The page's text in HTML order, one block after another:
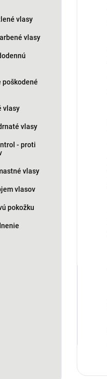
vlasy
vlasy
poškodené
vlasy
vlasy
- proti
vlasy
vlasov
pokožku